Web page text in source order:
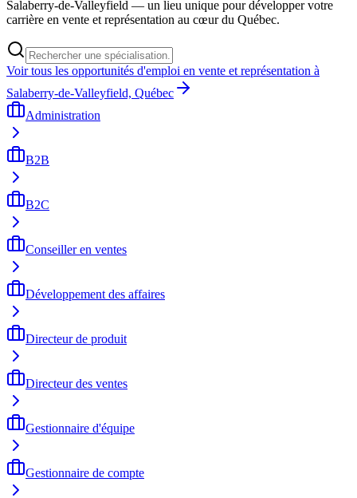
Salaberry-de-Valleyfield — un lieu unique pour développer votre
carrière en vente et représentation au cœur du Québec.
Voir tous les opportunités d'emploi en vente et représentation à
Salaberry-de-Valleyfield, Québec
Administration
B2B
B2C
Conseiller en ventes
Développement des affaires
Directeur de produit
Directeur des ventes
Gestionnaire d'équipe
Gestionnaire de compte